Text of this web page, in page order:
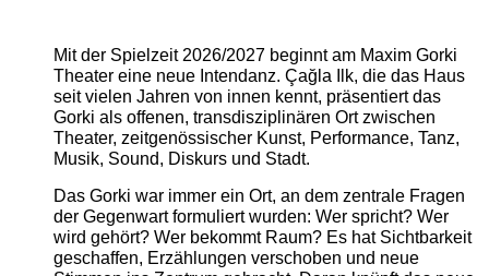
Mit der Spielzeit 2026/2027 beginnt am Maxim Gorki
Theater eine neue Intendanz. Çağla Ilk, die das Haus
seit vielen Jahren von innen kennt, präsentiert das
Gorki als offenen, transdisziplinären Ort zwischen
Theater, zeitgenössischer Kunst, Performance, Tanz,
Musik, Sound, Diskurs und Stadt.
Das Gorki war immer ein Ort, an dem zentrale Fragen
der Gegenwart formuliert wurden: Wer spricht? Wer
wird gehört? Wer bekommt Raum? Es hat Sichtbarkeit
geschaffen, Erzählungen verschoben und neue